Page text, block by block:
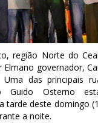
região Norte do
governador,
Uma das principais
Guido Osterno
tarde deste domingo
a noite.